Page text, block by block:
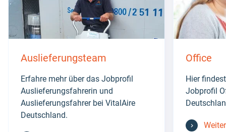
Auslieferungsteam
Erfahre mehr über das Jobprofil
Auslieferungsfahrerin und
Auslieferungsfahrer bei VitalAire
Deutschland.
Office
Hier
Jobprofil